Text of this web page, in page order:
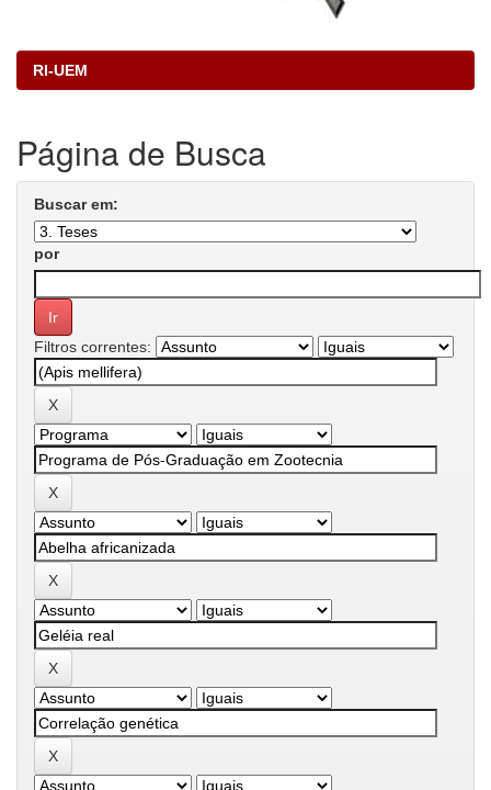
RI-UEM
Página de Busca
Buscar em:
por
Filtros correntes: